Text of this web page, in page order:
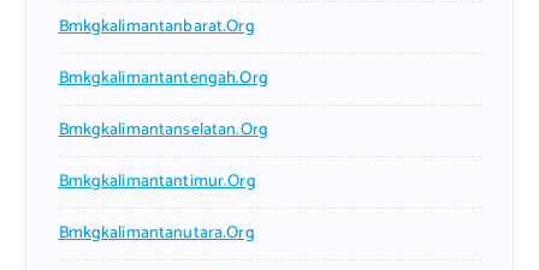
Bmkgkalimantanbarat.org
Bmkgkalimantantengah.org
Bmkgkalimantanselatan.org
Bmkgkalimantantimur.org
Bmkgkalimantanutara.org